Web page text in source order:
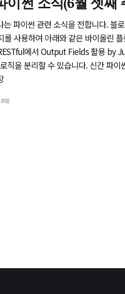
는 파이썬 관련 소식을 전합니다. 블
사용하여 아래와 같은 바이올린
에서 Output Fields 활용 by
직을 분리할 수 있습니다. 신간 파
일